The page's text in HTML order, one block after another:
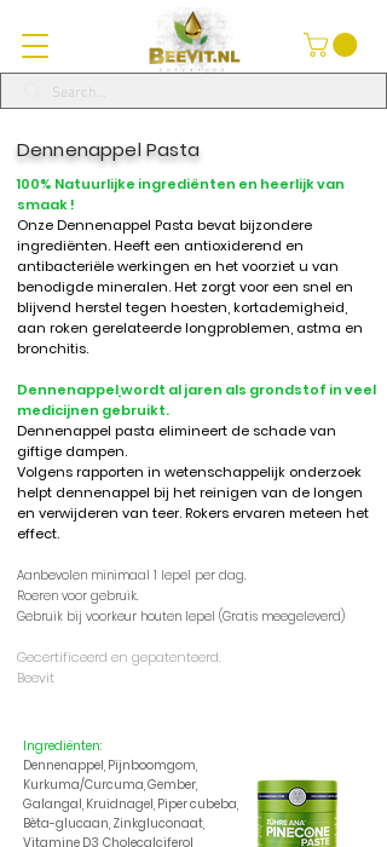
100% Natuurlijke ingrediënten en heerlijk van
smaak !
OnzeDennenappel Pasta bevat bijzondere
ingrediënten. Heeft een antioxiderend en
antibacteriële werkingen en het voorziet u van
benodigde mineralen.Het zorgt voor een snel en
blijvend herstel tegen hoesten, kortademigheid,
aan roken gerelateerde longproblemen, astma en
bronchitis.
Dennenappelwordt al jaren als grondstof in veel
medicijnen gebruikt.
Dennenappel pasta elimineert de schade van
giftige dampen.
Volgens rapporten in wetenschappelijk onderzoek
helpt dennenappel bij het reinigen van de longen
en verwijderen van teer. Rokers ervaren meteen het
effect.
Aanbevolen minimaal 1 lepel per dag.
Roeren voor gebruik.
Gebruik bij voorkeur houten lepel (Gratis meegeleverd)
Gecertificeerd en gepatenteerd.
Beevit
Ingrediënten:
Dennenappel, Pijnboomgom,
Kurkuma/Curcuma, Gember,
Galangal, Kruidnagel, Piper cubeba,
Bèta-glucaan, Zinkgluconaat,
Vitamine D3, Cholecalciferol,
Dennenappel Pasta